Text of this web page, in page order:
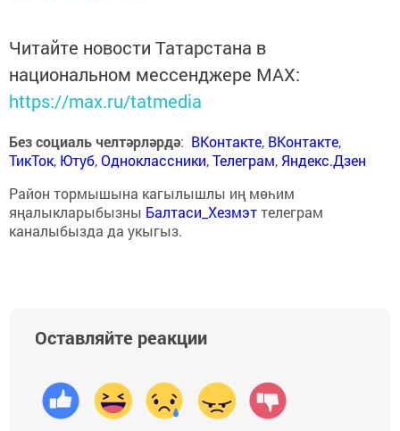
Читайте новости Татарстана в
национальном мессенджере MАХ:
https://max.ru/tatmedia
Без социаль челтәрләрдә: ВКонтакте, ВКонтакте,
ТикТок, Ютуб,Одноклассники,Телеграм, Яндекс.Дзен
Район тормышына кагылышлы иң мөһим
яңалыкларыбызны Балтаси_Хезмэттелеграм
каналыбызда да укыгыз.
Оставляйте реакции